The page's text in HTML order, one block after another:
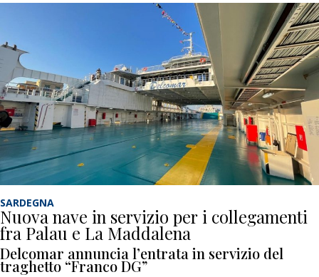
SARDEGNA
Nuova nave in servizio per i collegamenti
fra Palau e La Maddalena
Delcomar annuncia l’entrata in servizio del
traghetto “Franco DG”